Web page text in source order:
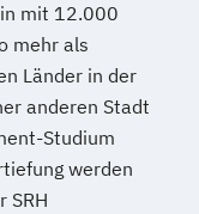
mit 12.000
mehr als
Länder in der
anderen Stadt
Studium
werden
SRH